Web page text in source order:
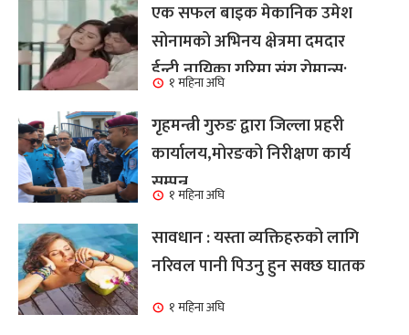
एक सफल बाइक मेकानिक उमेश
सोनामको अभिनय क्षेत्रमा दमदार
ईन्ट्री,नायिका गरिमा संग रोमान्स:
हेर्नुहोस भिडियो ।
१ महिना अघि
गृहमन्त्री गुरुङ द्वारा जिल्ला प्रहरी
कार्यालय,मोरङको निरीक्षण कार्य
सम्पन्न१ महिना अघि
सावधान : यस्ता व्यक्तिहरुको लागि
नरिवल पानी पिउनु हुन सक्छ घातक
१ महिना अघि